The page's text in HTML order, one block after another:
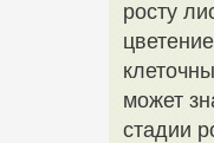
росту
может
стадии